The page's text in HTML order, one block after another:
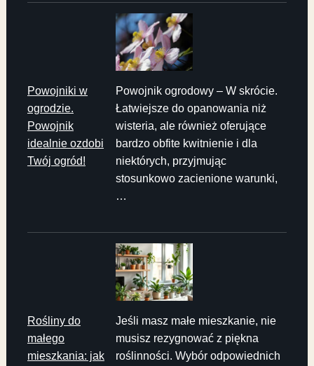
Powojniki w
ogrodzie.
Powojnik
idealnie ozdobi
Twój ogród!
Powojnik ogrodowy – W skrócie.
Łatwiejsze do opanowania niż
wisteria, ale również oferujące
bardzo obfite kwitnienie i dla
niektórych, przyjmując
stosunkowo zacienione warunki,
…
Rośliny do
małego
mieszkania: jak
Jeśli masz małe mieszkanie, nie
musisz rezygnować z piękna
roślinności. Wybór odpowiednich